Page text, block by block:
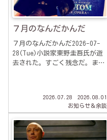
７月のなんだかんだ
７月のなんだかんだ2026-07-
28(Tue)小説家東野圭吾氏が逝
去された。すごく残念だ。まだ
だけど犯人捜しだけじゃなく、
人の気持ちや心の機微を読む小
説だ...
2026.07.28
2026.08.01
お知らせ＆余談